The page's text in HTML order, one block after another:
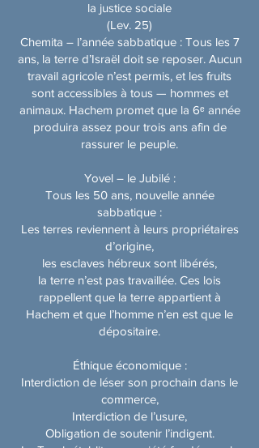
la justice sociale
(Lev. 25)
Chemita – l’année sabbatique : Tous les 7
ans, la terre d’Israël doit se reposer. Aucun
travail agricole n’est permis, et les fruits
sont accessibles à tous — hommes et
animaux. Hachem promet que la 6ᵉ année
produira assez pour trois ans afin de
rassurer le peuple.
Yovel – le Jubilé :
Tous les 50 ans, nouvelle année
sabbatique :​
Les terres reviennent à leurs propriétaires
d’origine,
les esclaves hébreux sont libérés,
la terre n’est pas travaillée. Ces lois
rappellent que la terre appartient à
Hachem et que l’homme n’en est que le
dépositaire.
Éthique économique :
Interdiction de léser son prochain dans le
commerce,
Interdiction de l’usure,
Obligation de soutenir l’indigent.